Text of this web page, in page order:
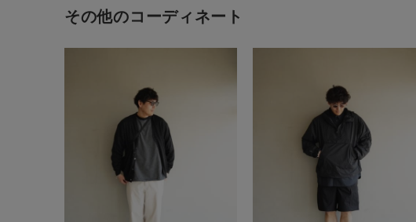
その他のコーディネート